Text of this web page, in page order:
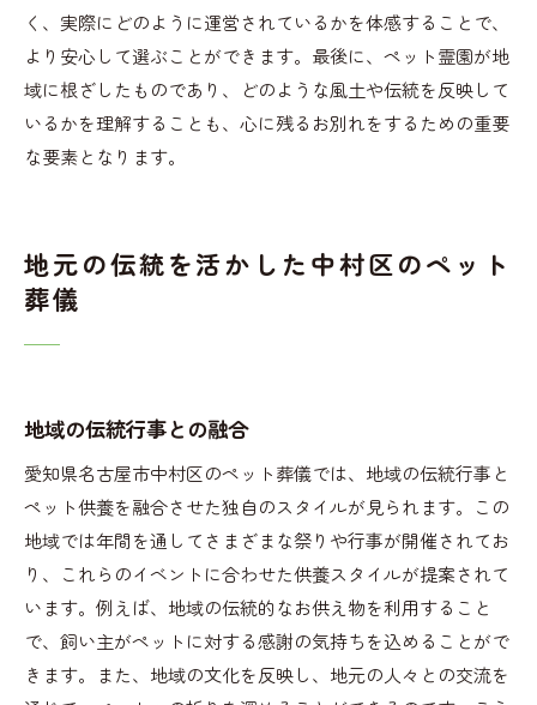
く、実際にどのように運営されているかを体感することで、
より安心して選ぶことができます。最後に、ペット霊園が地
域に根ざしたものであり、どのような風土や伝統を反映して
いるかを理解することも、心に残るお別れをするための重要
な要素となります。
地元の伝統を活かした中村区のペット
葬儀
地域の伝統行事との融合
愛知県名古屋市中村区のペット葬儀では、地域の伝統行事と
ペット供養を融合させた独自のスタイルが見られます。この
地域では年間を通してさまざまな祭りや行事が開催されてお
り、これらのイベントに合わせた供養スタイルが提案されて
います。例えば、地域の伝統的なお供え物を利用すること
で、飼い主がペットに対する感謝の気持ちを込めることがで
きます。また、地域の文化を反映し、地元の人々との交流を